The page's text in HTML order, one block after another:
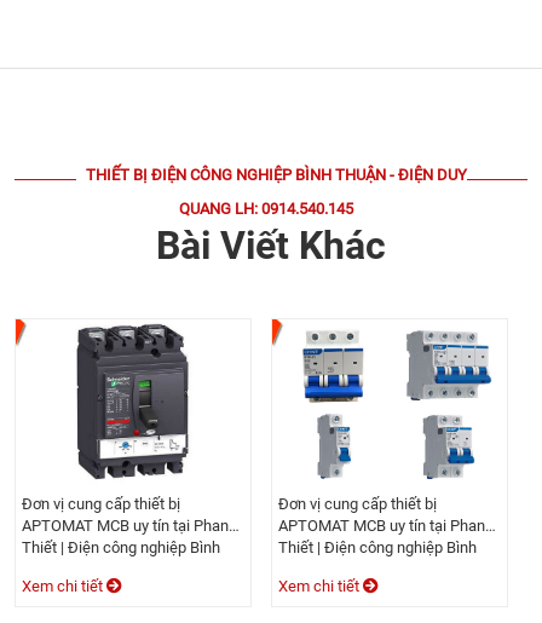
THIẾT BỊ ĐIỆN CÔNG NGHIỆP BÌNH THUẬN - ĐIỆN DUY
QUANG LH: 0914.540.145
Bài Viết Khác
Đơn vị cung cấp thiết bị
APTOMAT MCB uy tín tại Phan
Thiết | Điện công nghiệp Bình
Quang.
Xem chi tiết
Đơn vị cung cấp thiết bị
APTOMAT MCB uy tín tại Phan
Thiết | Điện công nghiệp Bình
Quang.
Xem chi tiết